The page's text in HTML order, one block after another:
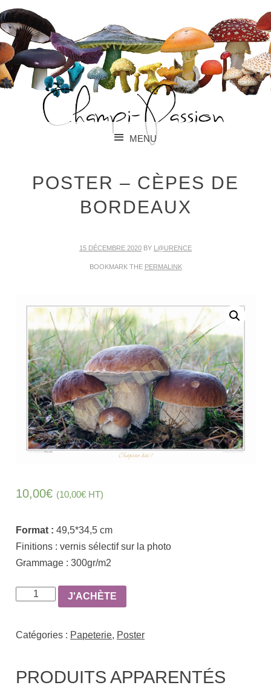
CHAMPI-PASSION
PARLONS CHAMPIGNONS !
MENU
POSTER – CÈPES DE
BORDEAUX
15 DÉCEMBRE 2020 BY L@URENCE
BOOKMARK THE PERMALINK
10,00€ (10,00€ HT)
Format : 49,5*34,5 cm
Finitions :vernis sélectif sur la photo
Grammage :300gr/m2
quantité
de
J'ACHÈTE
Catégories : Papeterie, Poster
PRODUITS APPARENTÉS